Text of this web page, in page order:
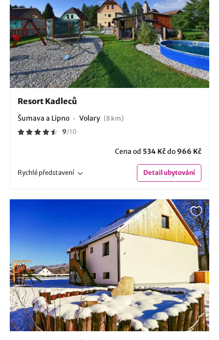
Resort Kadleců
Šumava a Lipno Volary (8 km)
9/10
Cena od 534 Kčdo 966 Kč
Rychlépředstavení Detailubytování